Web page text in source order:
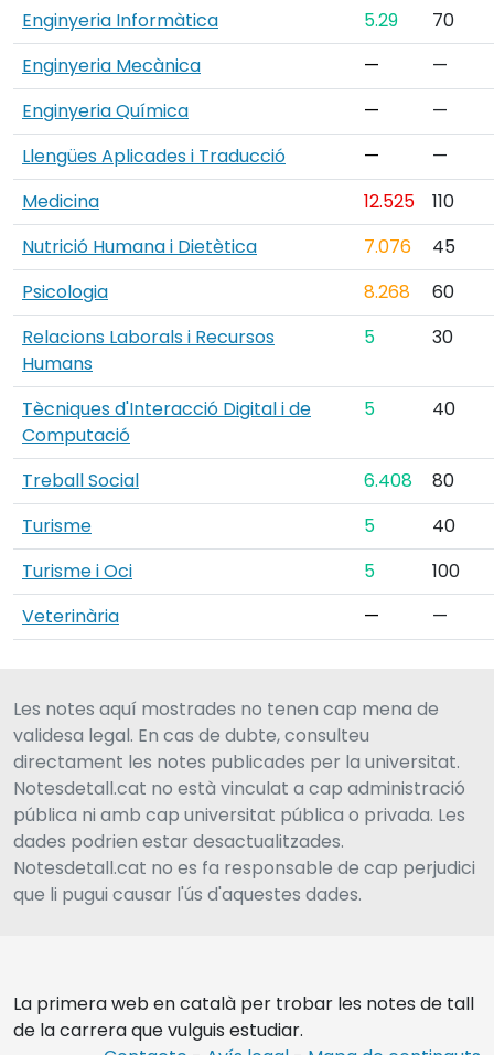
Enginyeria Informàtica
5.29
70
Enginyeria Mecànica
—
—
Enginyeria Química
—
—
Llengües Aplicades i Traducció
—
—
Medicina
12.525
110
Nutrició Humana i Dietètica
7.076
45
Psicologia
8.268
60
Relacions Laborals i Recursos
Humans
5 30
Tècniques d'Interacció Digital i de
Computació
5 40
Treball Social 6.408
80
Turisme
5
40
Turisme i Oci
5
100
Veterinària
— —
Les notes aquí mostrades no tenen cap mena de
validesa legal. En cas de dubte, consulteu
directament les notes publicades per la universitat.
Notesdetall.cat no està vinculat a cap administració
pública ni amb cap universitat pública o privada. Les
dades podrien estar desactualitzades.
Notesdetall.cat no es fa responsable de cap perjudici
que li pugui causar l'ús d'aquestes dades.
La primera web en català per trobar les notes de tall
de la carrera que vulguis estudiar.